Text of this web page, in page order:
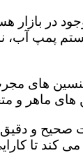
در بازار
پمپ
های
های ماهر و
صحیح و
تا